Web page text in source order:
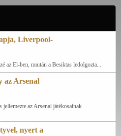
Liverpool-
az El-ben, miután a Besiktas ledolgozta...
az Arsenal
az Arsenal játékosainak
nyert a